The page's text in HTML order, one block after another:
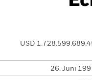
USD
26. Juni